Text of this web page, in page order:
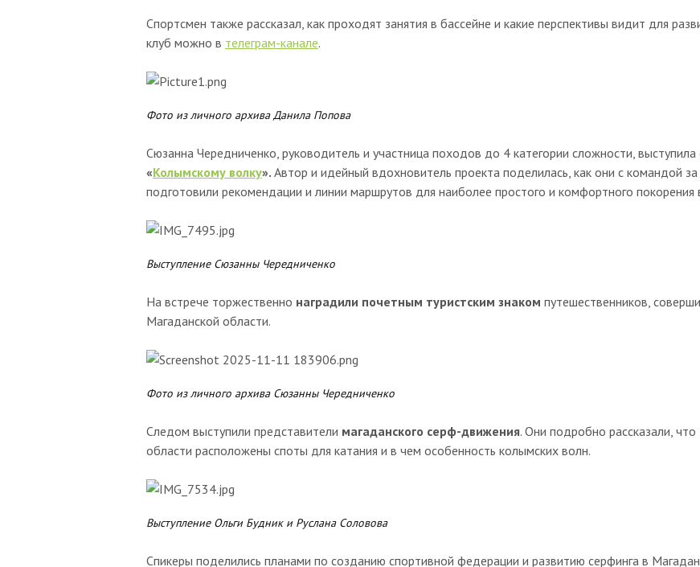
Спортсмен также рассказал, как проходят занятия в бассейне и какие перспективы видит для
клуб можно в телеграм-канале.
Фото из личного архива Данила Попова
Сюзанна Чередниченко, руководитель и участница походов до 4 категории сложности,
«Колымскому волку». Автор и идейный вдохновитель проекта поделилась, как они с командой
подготовили рекомендации и линии маршрутов для наиболее простого и комфортного покорения
Выступление Сюзанны Чередниченко
На встрече торжественно наградили почетным туристским знаком путешественников,
Магаданской области.
Фото из личного архива Сюзанны Чередниченко
Следом выступили представители магаданского серф-движения. Они подробно рассказали,
области расположены споты для катания и в чем особенность колымских волн.
Выступление Ольги Будник и Руслана Соловова
Спикеры поделились планами по созданию спортивной федерации и развитию серфинга в